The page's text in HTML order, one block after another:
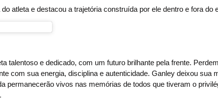
atleta e destacou a trajetória construída por ele dentro e fora do
talentoso e dedicado, com um futuro brilhante pela frente.
com sua energia, disciplina e autenticidade. Ganley deixou sua
permanecerão vivos nas memórias de todos que tiveram o